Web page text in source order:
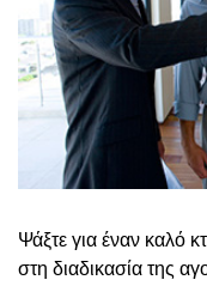
Ψάξτε για έναν καλό
στη διαδικασία της